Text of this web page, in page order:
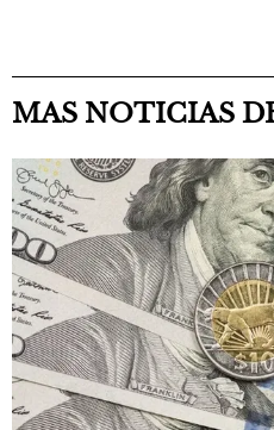
MAS NOTICIAS